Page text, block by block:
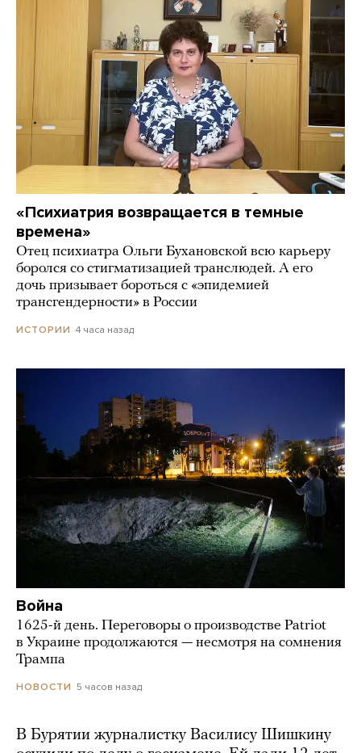
«Психиатрия возвращается в темные
времена»
Отец психиатра Ольги Бухановской всю карьеру
боролся со стигматизацией транслюдей. А его
дочь призывает бороться с «эпидемией
трансгендерности» в России
ИСТОРИИ 4 часа назад
Война
1625-й день. Переговоры о производстве Patriot
в Украине продолжаются — несмотря на сомнения
Трампа
НОВОСТИ 5 часов назад
В Бурятии журналистку Василису Шишкину